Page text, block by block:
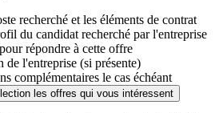
recherché et les éléments de contrat
du candidat recherché par l'entreprise
répondre à cette offre
de l'entreprise (si présente)
complémentaires le cas échéant
les offres qui vous intéressent